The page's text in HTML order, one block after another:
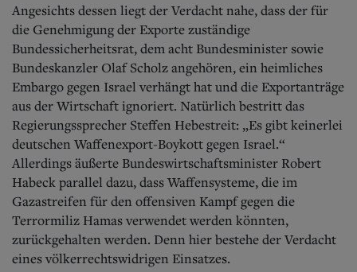
Angesichts dessen liegt der Verdacht nahe, dass der für
die Genehmigung der Exporte zuständige
Bundessicherheitsrat, dem acht Bundesminister sowie
Bundeskanzler Olaf Scholz angehören, ein heimliches
Embargo gegen Israel verhängt hat und die Exportanträge
aus der Wirtschaft ignoriert. Natürlich bestritt das
Regierungssprecher Steffen Hebestreit: „Es gibt keinerlei
deutschen Waffenexport-Boykott gegen Israel.“
Allerdings äußerte Bundeswirtschaftsminister Robert
Habeck parallel dazu, dass Waffensysteme, die im
Gazastreifen für den offensiven Kampf gegen die
Terrormiliz Hamas verwendet werden könnten,
zurückgehalten werden. Denn hier bestehe der Verdacht
eines völkerrechtswidrigen Einsatzes.